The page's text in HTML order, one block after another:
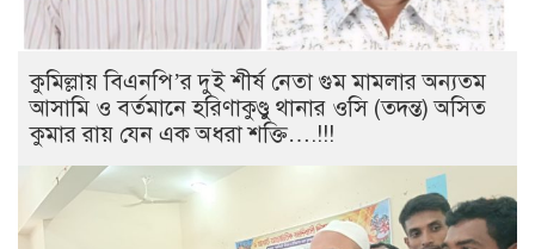
কুমিল্লায় বিএনপি’র দুই শীর্ষ নেতা গুম মামলার অন্যতম
আসামি ও বর্তমানে হরিণাকুণ্ডু থানার ওসি (তদন্ত) অসিত
কুমার রায় যেন এক অধরা শক্তি….!!!